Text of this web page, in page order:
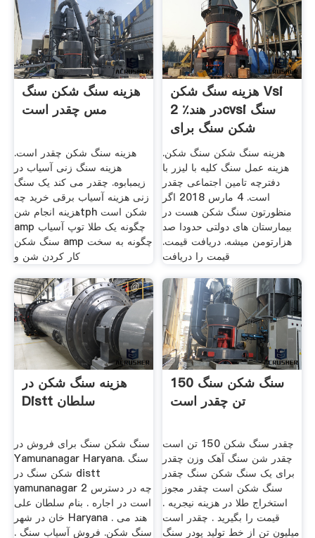
هزینه سنگ شکن سنگ
مس چقدر است
هزینه سنگ شکن چقدر است.
هزینه سنگ زنی آسیاب در
زیمبابوه. چقدر می کند یک سنگ
زنی هزینه آسیاب برقی خرید چه
هزینه انجام شنtph شکن است
amp چگونه یک طلا توپ آسیاب
سنگ شکن amp چگونه به سخت
کار کردن شن و
هزینه سنگ شکن Vsi
در هند٪ 2cvsi سنگ
شکن سنگ برای
فروش از
هزینه سنگ شکن سنگ شکن.
هزینه عمل سنگ کلیه با لیزر با
دفترچه تامین اجتماعی چقدر
است. 4 مارس 2018 اگر
منظورتون سنگ شکن هست در
بیمارستان های دولتی حدودا صد
هزارتومن میشه. دریافت قیمت.
قیمت را دریافت
هزینه سنگ شکن در
Distt سلطان
سنگ شکن سنگ برای فروش در
Yamunanagar Haryana. سنگ
شکن سنگ در distt
yamunanagar 2 چه در دسترس
است در اجاره . بنام سلطان علی
خان در شهر Haryana هند می .
سنگ شکن. فروش آسیاب سنگ .
سنگ شکن سنگ 150
تن چقدر است
چقدر سنگ شکن 150 تن است
چقدر شن سنگ آهک وزن چقدر
برای یک سنگ شکن سنگ چقدر
سنگ شکن است چقدر مجوز
استخراج طلا در هزینه نیجریه .
قیمت را بگیرید . چقدر است
میلیون تن از خط تولید پودر سنگ